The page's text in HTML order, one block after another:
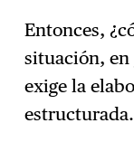
Entonces,
situación, en
exige la
estructurada.